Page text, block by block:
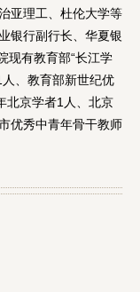
亚理工、杜伦大学等
银行副行长、华夏银
现有教育部“长江学
、教育部新世纪优
北京学者1人、北京
优秀中青年骨干教师